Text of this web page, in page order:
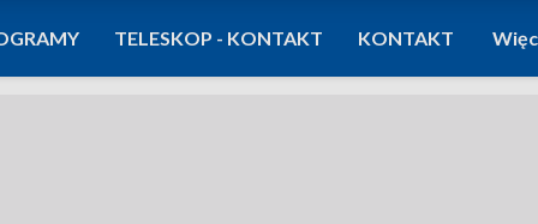
TELESKOP - KONTAKT KONTAKT